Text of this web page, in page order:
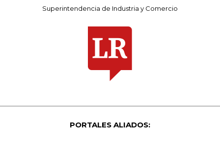
Superintendencia de Industria y Comercio
PORTALES ALIADOS: